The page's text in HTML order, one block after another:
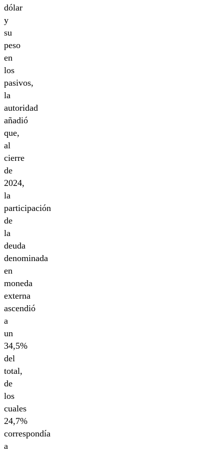
dólar
y
su
peso
en
los
pasivos,
la
autoridad
añadió
que,
al
cierre
de
2024,
la
participación
de
la
deuda
denominada
en
moneda
externa
ascendió
a
un
34,5%
del
total,
de
los
cuales
24,7%
correspondía
a